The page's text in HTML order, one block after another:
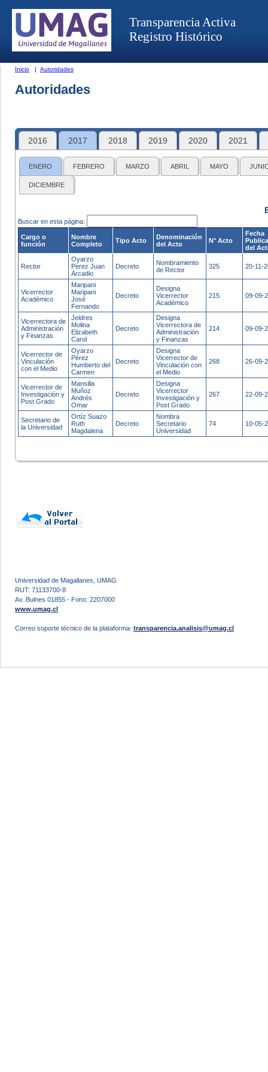
Transparencia Activa
Registro Histórico
Inicio | Autoridades
Autoridades
2016 2017 2018 2019 2020 2021
ENERO FEBRERO MARZO ABRIL MAYO
DICIEMBRE
Buscar en esta página:
Cargo o
función
Nombre
Completo
Tipo Acto
Denominación
del Acto
N° Acto
Fecha
del
Rector
Oyarzo
Pérez Juan
Arcadio
Decreto
Nombramiento
de Rector
325 20-11-
Vicerrector
Académico
Maripani
Maripani
José
Fernando
Decreto
Designa
Vicerrector
Académico
215 09-09-
Vicerrectora de
Administración
y Finanzas
Jeldres
Molina
Elizabeth
Carol
Decreto
Designa
Vicerrectora de
Administración
y Finanzas
214 09-09-
Vicerrector de
Vinculación
con el Medio
Oyarzo
Pérez
Humberto del
Carmen
Decreto
Designa
Vicerrector de
Vinculación con
el Medio
268 26-09-
Vicerrector de
Investigación y
Post Grado
Mansilla
Muñoz
Andrés
Omar
Decreto
Designa
Vicerrector
Investigación y
Post Grado
267 22-09-
Secretario de
la Universidad
Ortíz Suazo
Ruth
Magdalena
Decreto
Nombra
Secretario
Universidad
74 10-05-
Universidad de Magallanes, UMAG
RUT: 71133700-8
Av. Bulnes 01855 - Fono: 2207000
www.umag.cl
Correo soporte técnico de la plataforma: transparencia.analisis@umag.cl